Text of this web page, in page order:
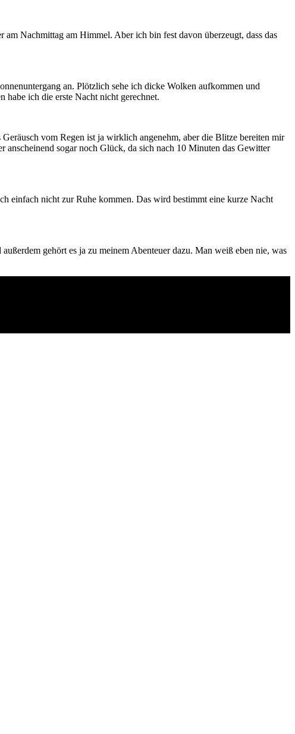
Nachmittag am Himmel. Aber ich bin fest davon überzeugt, dass das
an. Plötzlich sehe ich dicke Wolken aufkommen und
ich die erste Nacht nicht gerechnet.
vom Regen ist ja wirklich angenehm, aber die Blitze bereiten mir
sogar noch Glück, da sich nach 10 Minuten das Gewitter
einfach nicht zur Ruhe kommen. Das wird bestimmt eine kurze Nacht
gehört es ja zu meinem Abenteuer dazu. Man weiß eben nie, was